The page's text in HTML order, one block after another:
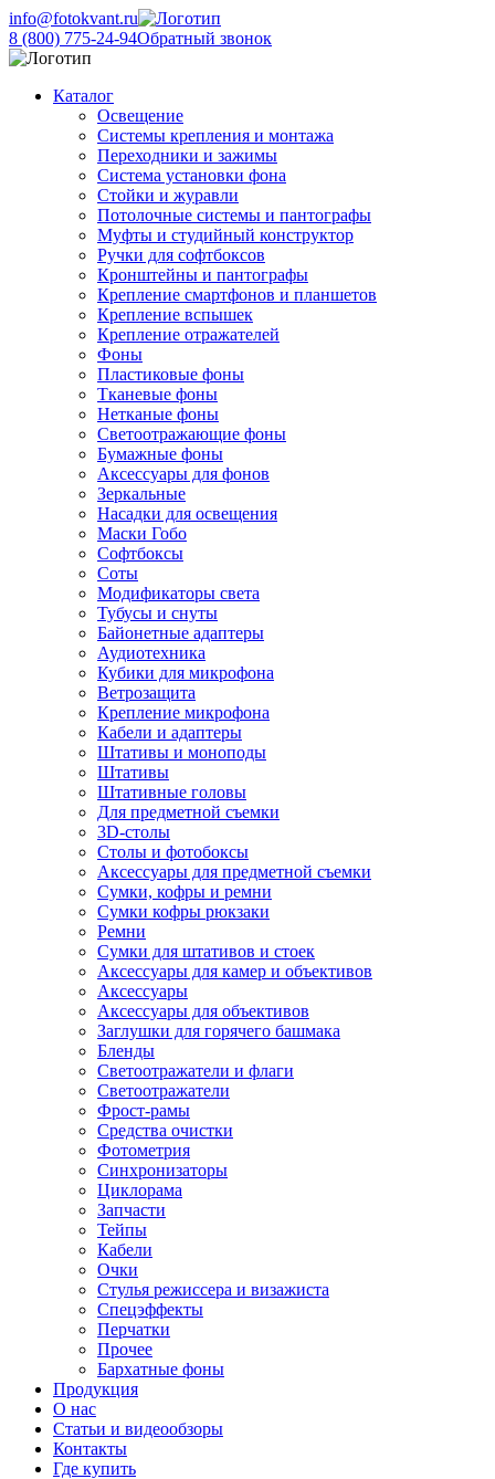
info@fotokvant.ru
8 (800) 775-24-94Обратный звонок
Каталог
Освещение
Системы крепления и монтажа
Переходники и зажимы
Система установки фона
Стойки и журавли
Потолочные системы и пантографы
Муфты и студийный конструктор
Ручки для софтбоксов
Кронштейны и пантографы
Крепление смартфонов и планшетов
Крепление вспышек
Крепление отражателей
Фоны
Пластиковые фоны
Тканевые фоны
Нетканые фоны
Светоотражающие фоны
Бумажные фоны
Аксессуары для фонов
Зеркальные
Насадки для освещения
Маски Гобо
Софтбоксы
Соты
Модификаторы света
Тубусы и снуты
Байонетные адаптеры
Аудиотехника
Кубики для микрофона
Ветрозащита
Крепление микрофона
Кабели и адаптеры
Штативы и моноподы
Штативы
Штативные головы
Для предметной съемки
3D-столы
Столы и фотобоксы
Аксессуары для предметной съемки
Сумки, кофры и ремни
Сумки кофры рюкзаки
Ремни
Сумки для штативов и стоек
Аксессуары для камер и объективов
Аксессуары
Аксессуары для объективов
Заглушки для горячего башмака
Бленды
Светоотражатели и флаги
Светоотражатели
Фрост-рамы
Средства очистки
Фотометрия
Синхронизаторы
Циклорама
Запчасти
Тейпы
Кабели
Очки
Стулья режиссера и визажиста
Спецэффекты
Перчатки
Прочее
Бархатные фоны
Продукция
О нас
Статьи и видеообзоры
Контакты
Где купить